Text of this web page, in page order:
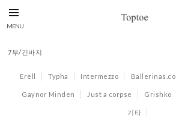
7부/긴바지
Erell Typha Intermezzo Ballerinas.co
Gaynor Minden Just a corpse Grishko
기타